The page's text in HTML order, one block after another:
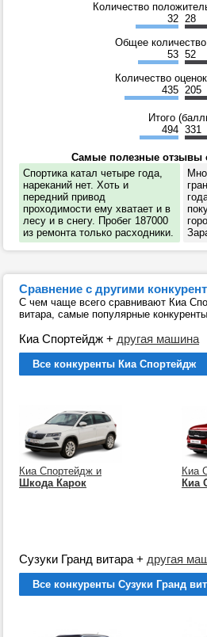
Количество
32 28
Общее
53 52
Количество
435 205
Итого
494 331
Самые полезные отзывы
Спортика катал четыре года,
нареканий нет. Хоть и
передний привод
проходимости ему хватает и в
лесу и в снегу. Пробег 187000
из ремонта только расходники.
Сравнение с другими
С чем чаще всего сравнивают Киа
витара, самые популярные
Киа Спортейдж + другая машина
Все конкуренты Киа Спортейдж
Киа Спортейдж и
Шкода Карок
Киа
Киа
Сузуки Гранд витара+ другая
Все конкуренты Сузуки Гранд